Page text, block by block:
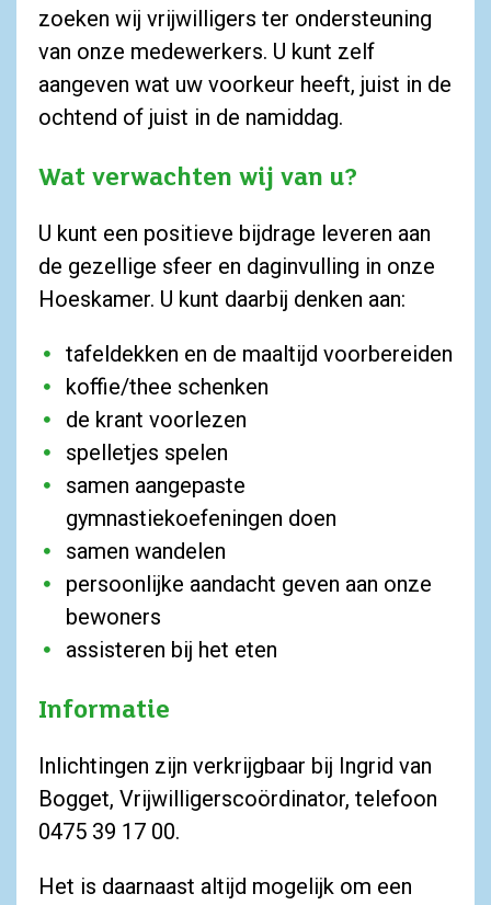
zoeken wij vrijwilligers ter ondersteuning
van onze medewerkers. U kunt zelf
aangeven wat uw voorkeur heeft, juist in de
ochtend of juist in de namiddag.
Wat verwachten wij van u?
U kunt een positieve bijdrage leveren aan
de gezellige sfeer en daginvulling in onze
Hoeskamer. U kunt daarbij denken aan:
tafeldekken en de maaltijd voorbereiden
koffie/thee schenken
de krant voorlezen
spelletjes spelen
samen aangepaste
gymnastiekoefeningen doen
samen wandelen
persoonlijke aandacht geven aan onze
bewoners
assisteren bij het eten
Informatie
Inlichtingen zijn verkrijgbaar bij Ingrid van
Bogget, Vrijwilligerscoördinator, telefoon
0475 39 17 00.
Het is daarnaast altijd mogelijk om een